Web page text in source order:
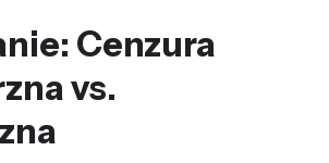
Cenzura
vs.